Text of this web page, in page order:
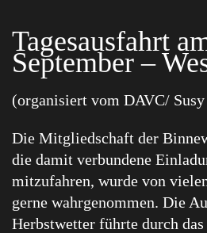
Tagesausfahrt
September –
(organisiert vom DAVC/
Die Mitgliedschaft der
die damit verbundene
mitzufahren, wurde von
gerne wahrgenommen. Die
Herbstwetter führte durch